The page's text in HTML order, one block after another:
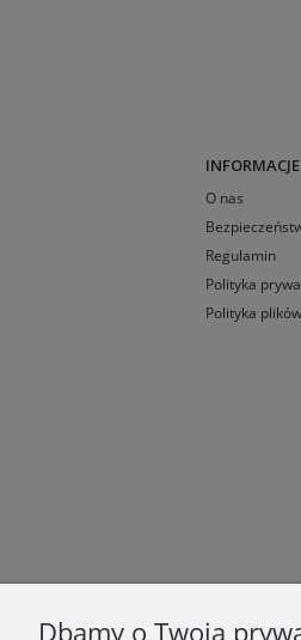
INFORMACJE
O nas
Regulamin
Polityka
Polityka
Dbamy o Twoją